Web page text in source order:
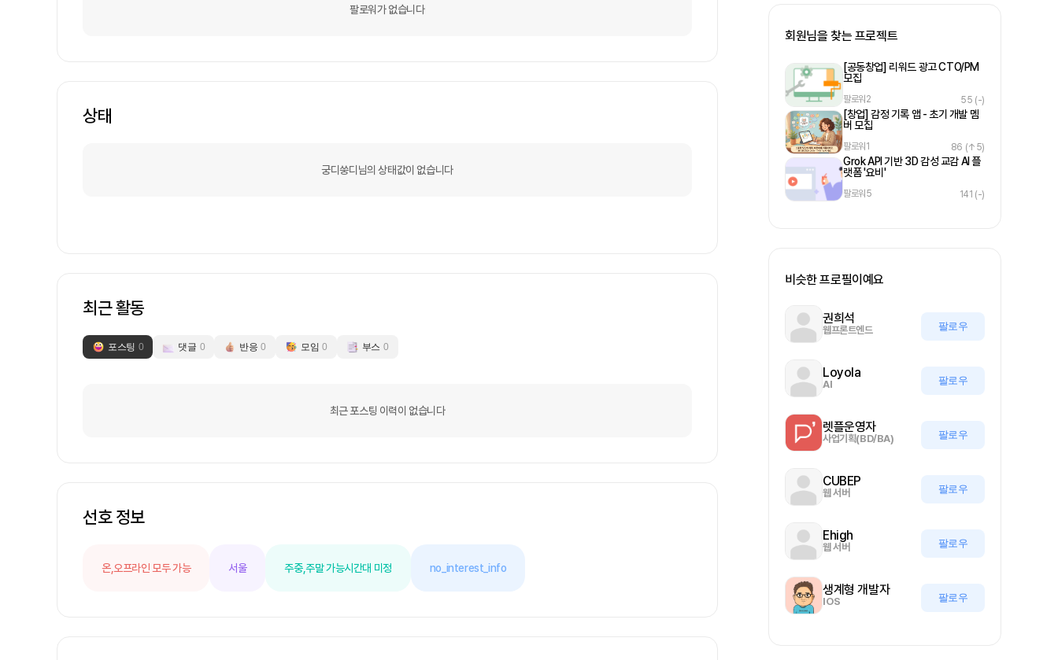
팔로워가 없습니다
상태
궁디쑹디님의 상태값이 없습니다
최근 활동
포스팅 0 댓글 0 반응 0 모임 0 부스 0
최근 포스팅 이력이 없습니다
선호 정보
온,오프라인 모두 가능 서울 주중,주말 가능시간대 미정 no_interest_info
회원님을 찾는 프로젝트
[공동창업] 리워드 광고 CTO/PM
모집
팔로워2 55 (-)
[창업] 감정 기록 앱 - 초기 개발 멤
버 모집
팔로워1 86 (↑5)
Grok API 기반 3D 감성 교감 AI 플
랫폼 '요비'
팔로워5 141 (-)
비슷한 프로필이예요
권희석
웹프론트엔드 팔로우
Loyola
AI 팔로우
렛플운영자
사업기획(BD/BA) 팔로우
CUBEP
웹 서버 팔로우
Ehigh
웹 서버 팔로우
생계형 개발자
IOS 팔로우